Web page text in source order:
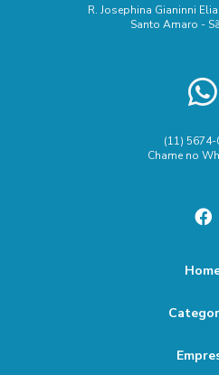
R. Josephina Gianinni
Santo Amaro -
(11) 5674-
Chame no